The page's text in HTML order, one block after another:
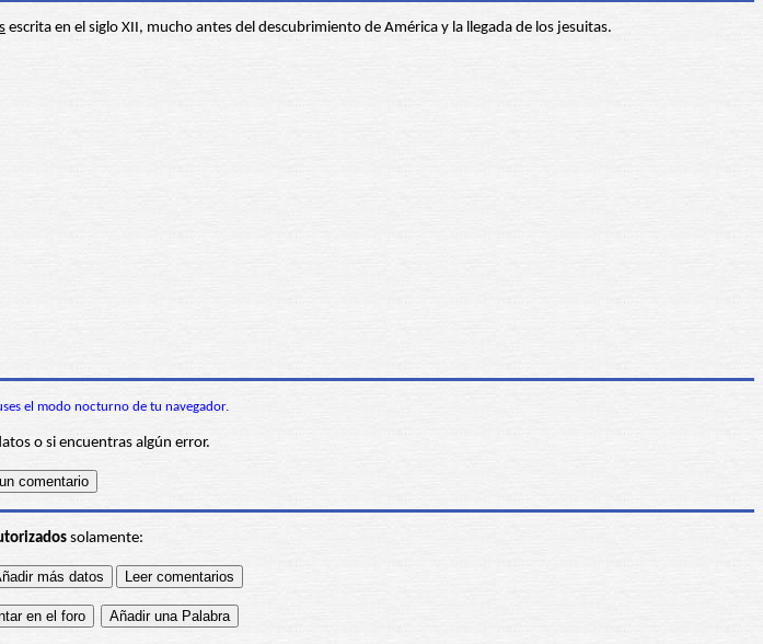
escrita en el siglo XII, mucho antes del descubrimiento de América y la llegada de los jesuitas.
el modo nocturno de tu navegador.
o si encuentras algún error.
solamente: